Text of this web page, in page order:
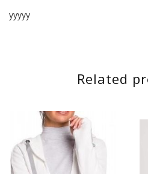
yyyyy
Related